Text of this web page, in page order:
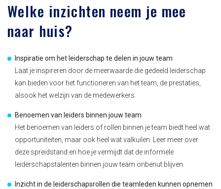
Welke inzichten neem je mee
naar huis?
Inspiratie om het leiderschap te delen in jouw team
Laat je inspireren door de meerwaarde die gedeeld leiderschap
kan bieden voor het functioneren van het team, de prestaties,
alsook het welzijn van de medewerkers.
Benoemen van leiders binnen jouw team
Het benoemen van leiders of rollen binnen je team biedt heel wat
opportuniteiten, maar ook heel wat valkuilen. Leer meer over
deze spreidstand en hoe je vermijdt dat de informele
leiderschapstalenten binnen jouw team onbenut blijven.
Inzicht in de leiderschapsrollen die teamleden kunnen opnemen